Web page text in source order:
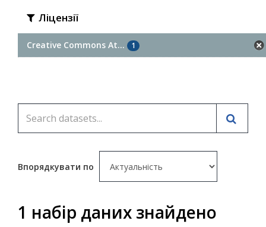
Ліцензії
Creative Commons At... 1
Впорядкувати по
1 набір даних знайдено